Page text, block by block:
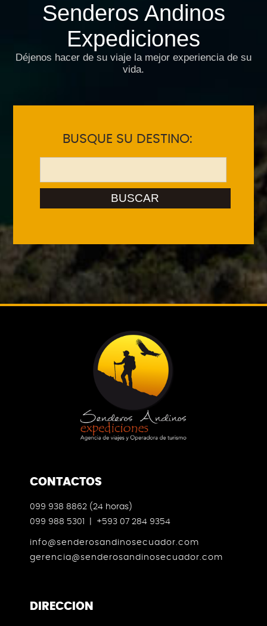
Senderos Andinos
Expediciones
Déjenos hacer de su viaje la mejor experiencia de su
vida.
BUSQUE SU DESTINO:
BUSCAR
CONTACTOS
099 938 8862 (24 horas)
099 988 5301 | +593 07 284 9354
info@senderosandinosecuador.com
gerencia@senderosandinosecuador.com
DIRECCIÓN